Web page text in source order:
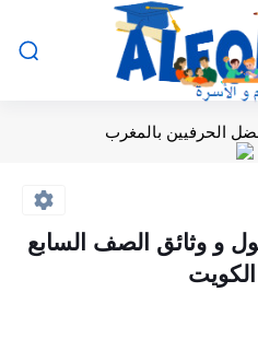
الحرفيين بالمغرب
و وثائق الصف السابع